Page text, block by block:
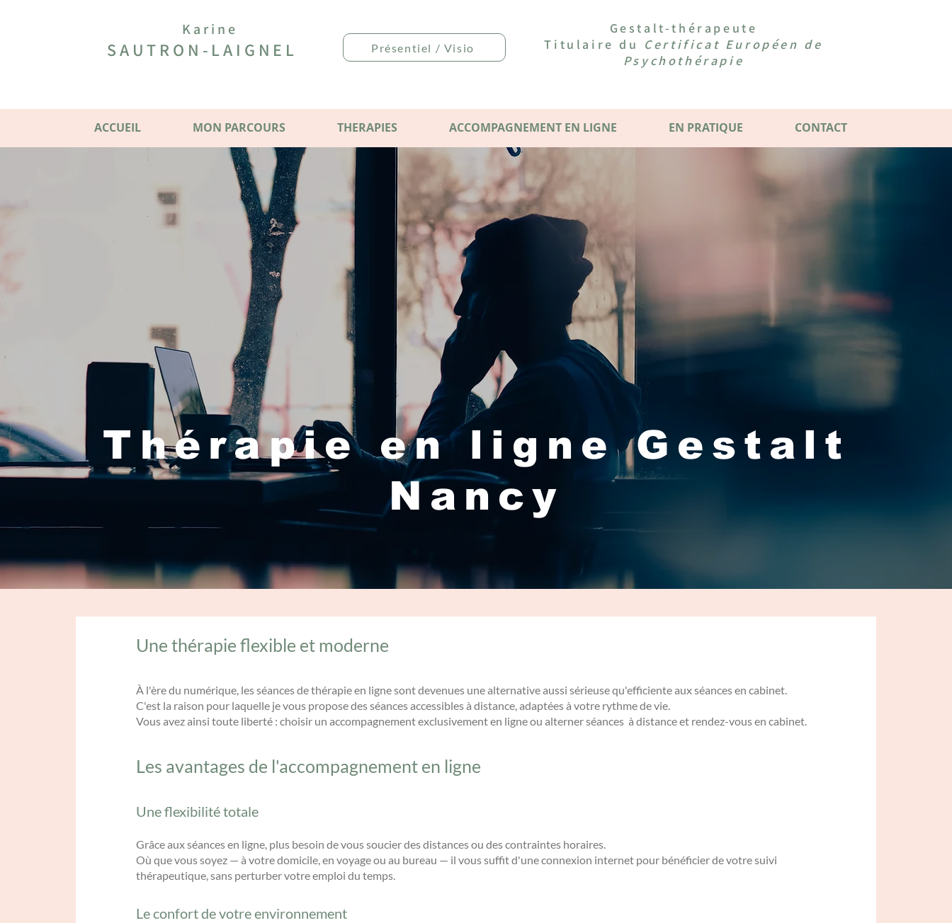
Karine
SAUTRON-LAIGNEL Présentiel / Visio
Gestalt-thérapeute
Titulaire du Certificat Européen de
Psychothérapie
ACCUEIL MON PARCOURS THERAPIES ACCOMPAGNEMENT EN LIGNE EN PRATIQUE CONTACT
Thérapie en ligne Gestalt
Nancy
Une thérapie flexible et moderne
À l'ère du numérique, les séances de thérapie en ligne sont devenues une alternative aussi sérieuse qu'efficiente aux séances en cabinet.
C'est la raison pour laquelle je vous propose des séances accessibles à distance, adaptées à votre rythme de vie.
Vous avez ainsi toute liberté : choisir un accompagnement exclusivement en ligne ou alterner séances à distance et rendez-vous en cabinet.
Les avantages de l'accompagnement en ligne
Une flexibilité totale
Grâce aux séances en ligne, plus besoin de vous soucier des distances ou des contraintes horaires.
Où que vous soyez — à votre domicile, en voyage ou au bureau — il vous suffit d'une connexion internet pour bénéficier de votre suivi
thérapeutique, sans perturber votre emploi du temps.
Le confort de votre environnement